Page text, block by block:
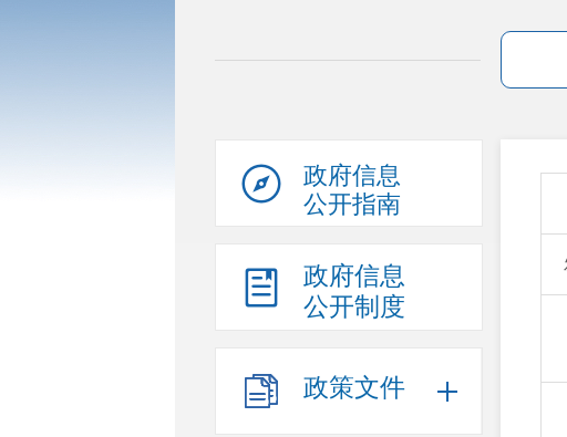
政府信息
公开指南
政府信息
公开制度
政策文件